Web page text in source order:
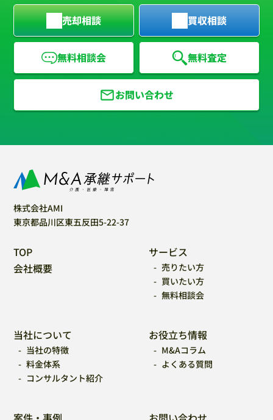
売却相談 買収相談
無料相談会 無料査定
お問い合わせ
株式会社AMI
東京都品川区東五反田5-22-37
TOP
会社概要
サービス
売りたい方
買いたい方
無料相談会
当社について
当社の特徴
料金体系
コンサルタント紹介
お役立ち情報
M&Aコラム
よくある質問